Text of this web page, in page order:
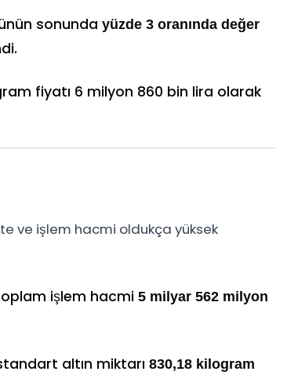
sonunda yüzde 3 oranında değer
fiyatı 6 milyon 860 bin lira olarak
ve işlem hacmi oldukça yüksek
işlem hacmi 5 milyar 562 milyon
altın miktarı 830,18 kilogram